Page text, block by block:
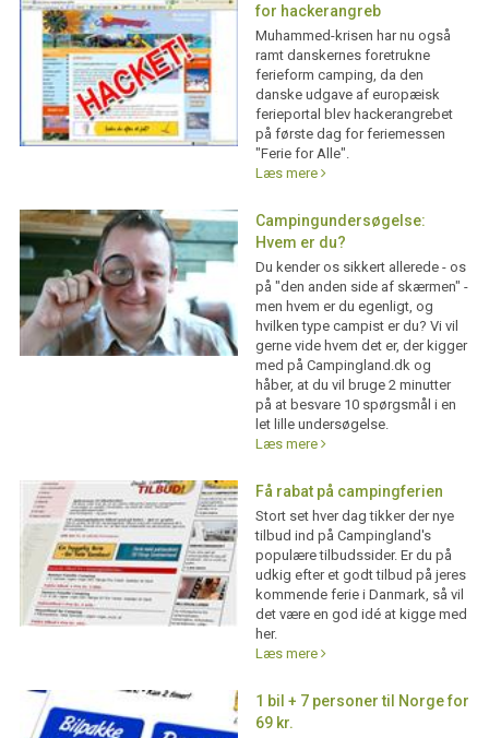
for hackerangreb
Muhammed-krisen har nu også
ramt danskernes foretrukne
ferieform camping, da den
danske udgave af europæisk
ferieportal blev hackerangrebet
på første dag for feriemessen
"Ferie for Alle".
Læs mere
Campingundersøgelse:
Hvem er du?
Du kender os sikkert allerede - os
på "den anden side af skærmen" -
men hvem er du egenligt, og
hvilken type campist er du? Vi vil
gerne vide hvem det er, der kigger
med på Campingland.dk og
håber, at du vil bruge 2 minutter
på at besvare 10 spørgsmål i en
let lille undersøgelse.
Læs mere
Få rabat på campingferien
Stort set hver dag tikker der nye
tilbud ind på Campingland's
populære tilbudssider. Er du på
udkig efter et godt tilbud på jeres
kommende ferie i Danmark, så vil
det være en god idé at kigge med
her.
Læs mere
1 bil + 7 personer til Norge for
69 kr.